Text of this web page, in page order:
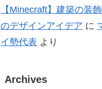
【Minecraft】建築の装
のデザインアイデア に
イ勢代表 より
Archives